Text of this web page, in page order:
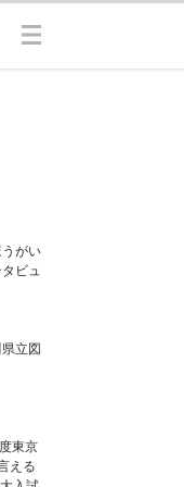
がい
ビュ
立図
東京
える